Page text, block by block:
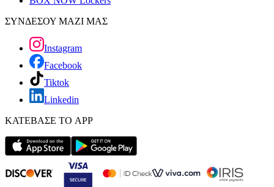
ΣΥΝΔΕΣΟΥ ΜΑΖΙ ΜΑΣ
Instagram
Facebook
Tiktok
Linkedin
ΚΑΤΕΒΑΣΕ ΤΟ APP